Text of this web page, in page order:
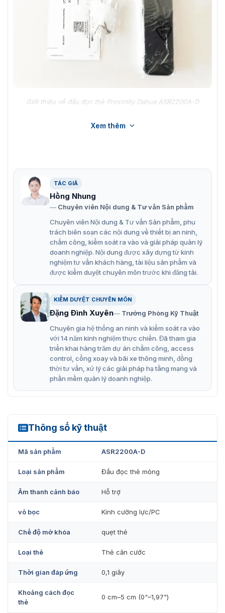
Giới thiệu về đầu đọc thẻ Proximity Dahua ASR2200A-D
Ưu điểm đáng chú ý của sản phẩm
khách hàng lựa chọn sử dụng và được đánh giá tốt trên
thị trường bởi các tính ngăng cũng như tính ứng dụng
thực tế cao. Hiện sản phẩm công nghệ này đã có mặt tại
VietnamSmart với giá rất tối ưu, quý khách hàng có thể
dụng của mình:
Hỗ trợ mở khóa thẻ ID – tần số 125Hz
Hỗ trợ giao tiếp RS485 và Wiegand
Hỗ trợ còi và dấu nhắc chỉ báo
Hỗ trợ báo động chống giả mạo
Cơ quan giám sát tích hợp có thể phát hiện và kiểm
soát trạng thái hoạt động bất thường của thiết bị và
thực hiện xử lý khôi phục để đảm bảo thiết bị hoạt
động lâu dài
Tất cả các cổng kết nối đều có bảo vệ quá dòng, quá
ASR2200A-D chính hãng
cung cấp giải pháp bảo vệ an ninh chất lượng cao trên
toàn quốc. Chúng tôi chuyên phân phối đầu đọc thẻ
Proximity ASR2200A-D đáng tin cậy và cung cấp những
Xem thêm
TÁC GIẢ
Hồng Nhung
Chuyên viên Nội dung & Tư vấn Sản phẩm
Chuyên viên Nội dung & Tư vấn Sản phẩm, phụ
trách biên soạn các nội dung về thiết bị an ninh,
chấm công, kiểm soát ra vào và giải pháp quản lý
doanh nghiệp. Nội dung được xây dựng từ kinh
nghiệm tư vấn khách hàng, tài liệu sản phẩm và
được kiểm duyệt chuyên môn trước khi đăng tải.
KIỂM DUYỆT CHUYÊN MÔN
Đặng Đình Xuyên
Trưởng Phòng Kỹ Thuật
Chuyên gia hệ thống an ninh và kiểm soát ra vào
với 14 năm kinh nghiệm thực chiến. Đã tham gia
triển khai hàng trăm dự án chấm công, access
control, cổng xoay và bãi xe thông minh, đồng
thời tư vấn, xử lý các giải pháp hạ tầng mạng và
phần mềm quản lý doanh nghiệp.
Thông số kỹ thuật
ASR2200A-D
Mã sản phẩm ASR2200A-D
Loại sản phẩm Đầu đọc thẻ mỏng
Âm thanh cảnh báo Hỗ trợ
vỏ bọc Kính cường lực/PC
Chế độ mở khóa quẹt thẻ
Loại thẻ Thẻ căn cước
Thời gian đáp ứng 0,1 giây
Khoảng cách đọc
thẻ
0 cm–5 cm (0"–1,97")